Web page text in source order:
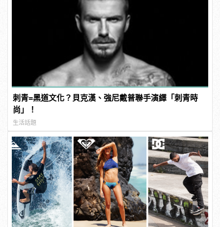
刺青=黑道文化？貝克漢、強尼戴普聯手演繹「刺青時
尚」！
生活話題